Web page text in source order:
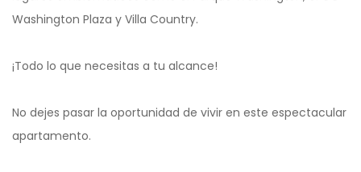
Washington Plaza y Villa Country.
¡Todo lo que necesitas a tu alcance!
No dejes pasar la oportunidad de vivir en este espectacular
apartamento.